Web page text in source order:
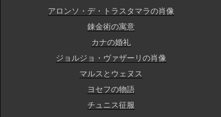
アロンソ・デ・トラスタマラの肖像
錬金術の寓意
カナの婚礼
ジョルジョ・ヴァザーリの肖像
マルスとウェヌス
ヨセフの物語
チュニス征服